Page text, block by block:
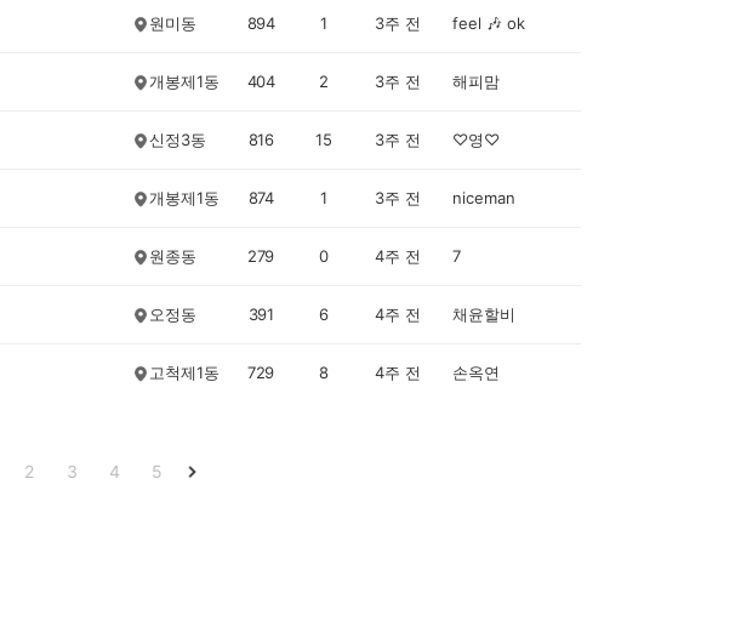
원미동 894 1 3주 전 feel 🎶 ok
개봉제1동 404 2 3주 전 해피맘
신정3동 816 15 3주 전 ♡영♡
개봉제1동 874 1 3주 전 niceman
원종동 279 0 4주 전 7
오정동 391 6 4주 전 채윤할비
고척제1동 729 8 4주 전 손옥연
2 3 4 5